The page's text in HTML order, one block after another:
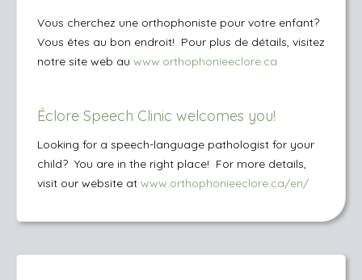
Vous cherchez une orthophoniste pour votre enfant?
Vous êtes au bon endroit! Pour plus de détails, visitez
notre site web au www.orthophonieeclore.ca
Éclore Speech Clinic welcomes you!
Looking for a speech-language pathologist for your
child? You are in the right place! For more details,
visit our website at www.orthophonieeclore.ca/en/